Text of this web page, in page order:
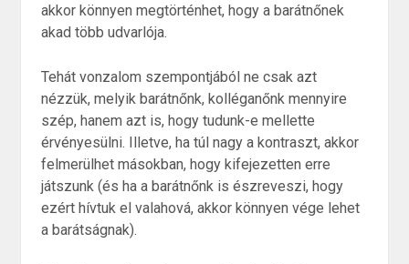
akkor könnyen megtörténhet, hogy a barátnőnek
akad több udvarlója.
Tehát vonzalom szempontjából ne csak azt
nézzük, melyik barátnőnk, kolléganőnk mennyire
szép, hanem azt is, hogy tudunk-e mellette
érvényesülni. Illetve, ha túl nagy a kontraszt, akkor
felmerülhet másokban, hogy kifejezetten erre
játszunk (és ha a barátnőnk is észreveszi, hogy
ezért hívtuk el valahová, akkor könnyen vége lehet
a barátságnak).